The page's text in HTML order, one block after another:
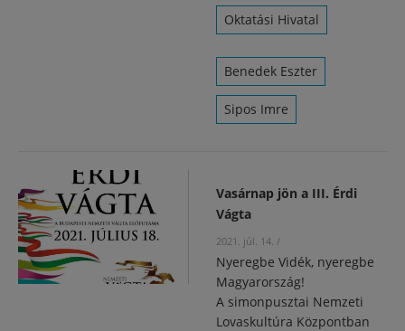
Oktatási Hivatal
Benedek Eszter
Sipos Imre
Vasárnap jön a III. Érdi
Vágta
2021. júl. 14. /
Nyeregbe Vidék, nyeregbe
Magyarország!
A simonpusztai Nemzeti
Lovaskultúra Központban